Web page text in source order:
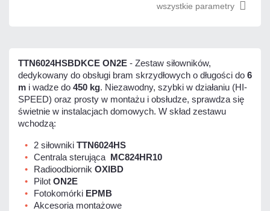
wszystkie parametry
TTN6024HSBDKCE ON2E - Zestaw siłowników,
dedykowany do obsługi bram skrzydłowych o długości do 6
m i wadze do 450 kg. Niezawodny, szybki w działaniu (HI-
SPEED) oraz prosty w montażu i obsłudze, sprawdza się
świetnie w instalacjach domowych. W skład zestawu
wchodzą:
2 siłowniki TTN6024HS
Centrala sterująca MC824HR10
Radioodbiornik OXIBD
Pilot ON2E
Fotokomórki EPMB
Akcesoria montażowe